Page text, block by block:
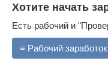
Хотите начать
Есть рабочий и
≡ Рабочий